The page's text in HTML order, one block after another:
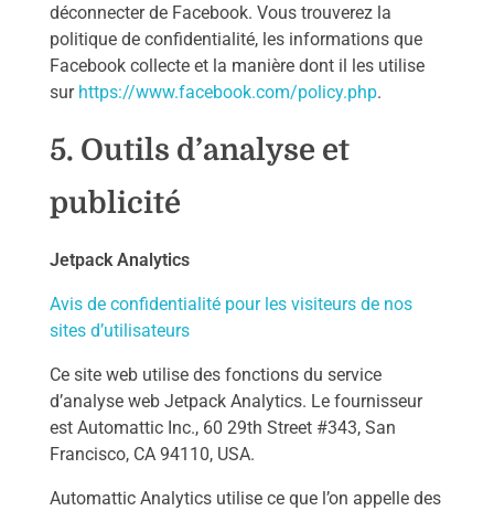
déconnecter de Facebook. Vous trouverez la
politique de confidentialité, les informations que
Facebook collecte et la manière dont il les utilise
sur https://www.facebook.com/policy.php.
5. Outils d’analyse et
publicité
Jetpack Analytics
Avis de confidentialité pour les visiteurs de nos
sites d’utilisateurs
Ce site web utilise des fonctions du service
d’analyse web Jetpack Analytics. Le fournisseur
est Automattic Inc., 60 29th Street #343, San
Francisco, CA 94110, USA.
Automattic Analytics utilise ce que l’on appelle des